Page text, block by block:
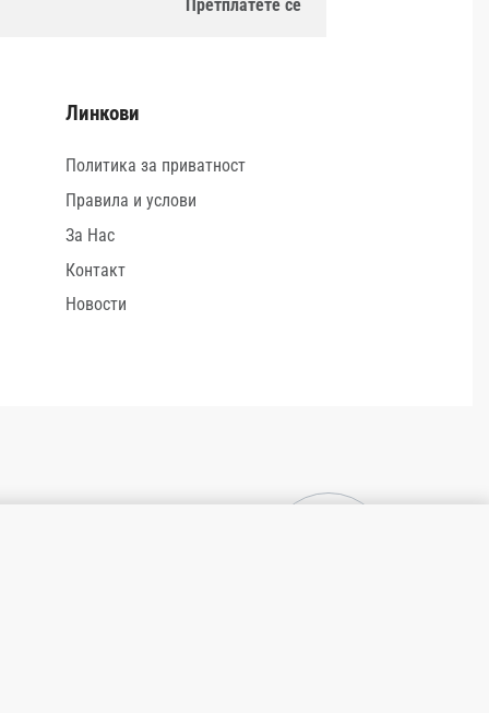
Линкови
Политика за приватност
Правила и услови
За Нас
Контакт
Новости